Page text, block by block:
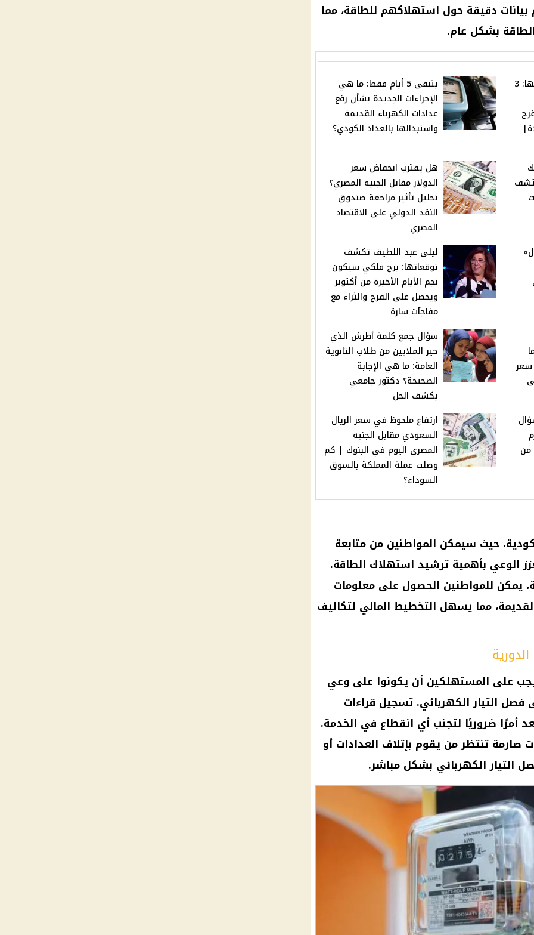
دقيقة حول استهلاكهم للطاقة، مما
بشكل عام.
ماغي فرح تكشف توقعاتها: 3
يتبقى 5 أيام فقط: ما هي
الإجراءات الجديدة بشأن رفع
عدادات الكهرباء القديمة
واستبدالها بالعداد الكودي؟
2024: اكتشف
هل يقترب انخفاض سعر
الدولار مقابل الجنيه المصري؟
تحليل تأثير مراجعة صندوق
النقد الدولي على الاقتصاد
المصري
ليلى عبد اللطيف تكشف
توقعاتها: برج فلكي سيكون
نجم الأيام الأخيرة من أكتوبر
ويحصل على الفرح والثراء مع
مفاجآت سارة
سعر
سؤال جمع كلمة أطرش الذي
حير الملايين من طلاب الثانوية
العامة: ما هي الإجابة
الصحيحة؟ دكتور جامعي
يكشف الحل
من
ارتفاع ملحوظ في سعر الريال
السعودي مقابل الجنيه
المصري اليوم في البنوك | كم
وصلت عملة المملكة بالسوق
السوداء؟
، حيث سيمكن المواطنين من متابعة
الوعي بأهمية ترشيد استهلاك الطاقة.
، يمكن للمواطنين الحصول على معلومات
، مما يسهل التخطيط المالي لتكاليف
على المستهلكين أن يكونوا على وعي
فصل التيار الكهربائي. تسجيل قراءات
ضروريًا لتجنب أي انقطاع في الخدمة.
صارمة تنتظر من يقوم بإتلاف العدادات أو
التيار الكهربائي بشكل مباشر.